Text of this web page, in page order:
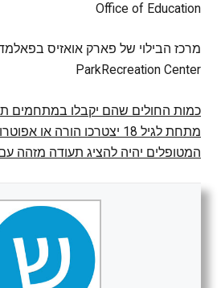
Office of Education
ParkRecreation Center
כמות החולים שהם יקבלו במתחמים
מתחת לגיל 18 יצטרכו הורה או
המטופלים יהיה להציג תעודה מזהה